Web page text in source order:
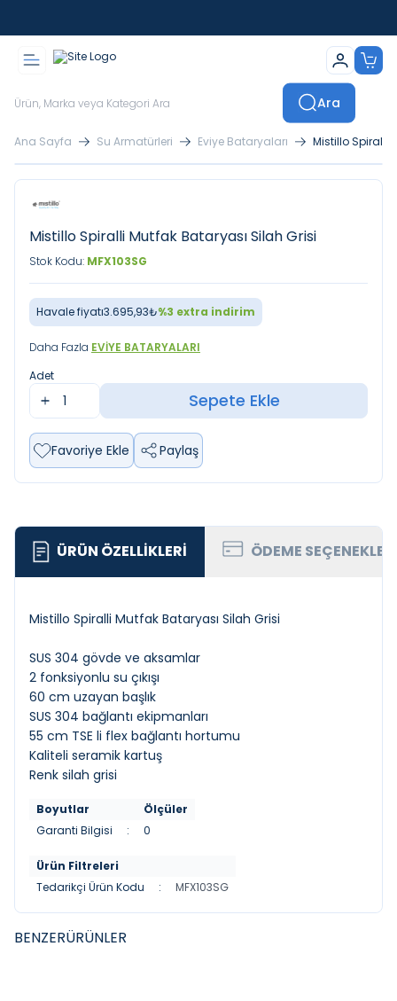
Ara
Ana Sayfa Su Armatürleri Eviye Bataryaları Mistillo Spiralli
Mistillo Spiralli Mutfak Bataryası Silah Grisi
Stok Kodu: MFX103SG
Havale fiyatı3.695,93₺%3 extra indirim
Daha Fazla EVIYE BATARYALARI
Adet
Sepete Ekle
Favoriye Ekle Paylaş
ÜRÜN ÖZELLIKLERI ÖDEME
Mistillo Spiralli Mutfak Bataryası Silah Grisi
SUS 304 gövde ve aksamlar
2 fonksiyonlu su çıkışı
60 cm uzayan başlık
SUS 304 bağlantı ekipmanları
55 cm TSE li flex bağlantı hortumu
Kaliteli seramik kartuş
Renk silah grisi
Boyutlar
Ölçüler
Garanti Bilgisi
: 0
Ürün Filtreleri
Tedarikçi Ürün Kodu
: MFX103SG
BENZERÜRÜNLER